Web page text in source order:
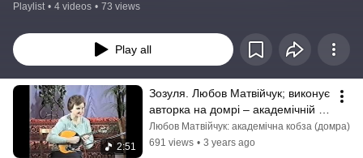
Playlist • 4 videos • 73 views
Play all
2:51
Зозуля. Любов Матвійчук; виконує
авторка на домрі – академічній
кобзі. 18.02.1998
Любов Матвійчук: академічна кобза (домра)
691 views • 3 years ago